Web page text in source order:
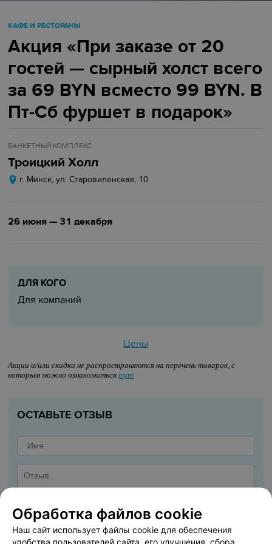
КАФЕ И РЕСТОРАНЫ
Акция «При заказе от 20
гостей — сырный холст всего
за 69 BYN всместо 99 BYN. В
Пт-Сб фуршет в подарок»
БАНКЕТНЫЙ КОМПЛЕКС
Троицкий Холл
г. Минск, ул. Старовиленская, 10
26 июня — 31 декабря
ДЛЯ КОГО
Для компаний
Цены
Акции и/или скидки не распространяются на перечень товаров, с
которым можно ознакомитьсятут.
ОСТАВЬТЕ ОТЗЫВ
Обработка файлов cookie
Наш сайт использует файлы cookie для обеспечения
удобства пользователей сайта, его улучшения, сбора